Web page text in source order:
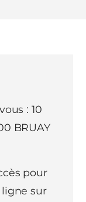
: 10
BRUAY
pour
sur